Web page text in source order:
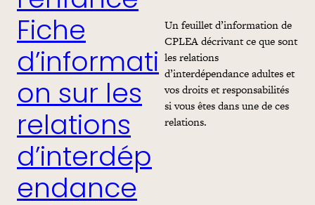
Fiche
d’informati
on sur les
relations
d’interdép
endance
Un feuillet d’information de
CPLEA décrivant ce que sont
les relations
d’interdépendance adultes et
vos droits et responsabilités
si vous êtes dans une de ces
relations.